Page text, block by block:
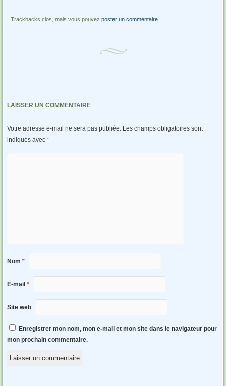
Trackbacks clos, mais vous pouvezposter un commentaire
LAISSER UN COMMENTAIRE
Votre adresse e-mail ne sera pas publiée. Les champs obligatoires sont
indiqués avec *
Nom *
E-mail *
Site web
Enregistrer mon nom, mon e-mail et mon site dans le navigateur pour
mon prochain commentaire.